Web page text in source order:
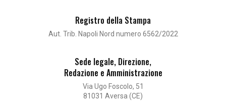
Registro della Stampa
Aut. Trib. Napoli Nord numero 6562/2022
Sede legale, Direzione,
Redazione e Amministrazione
Via Ugo Foscolo, 51
81031 Aversa (CE)